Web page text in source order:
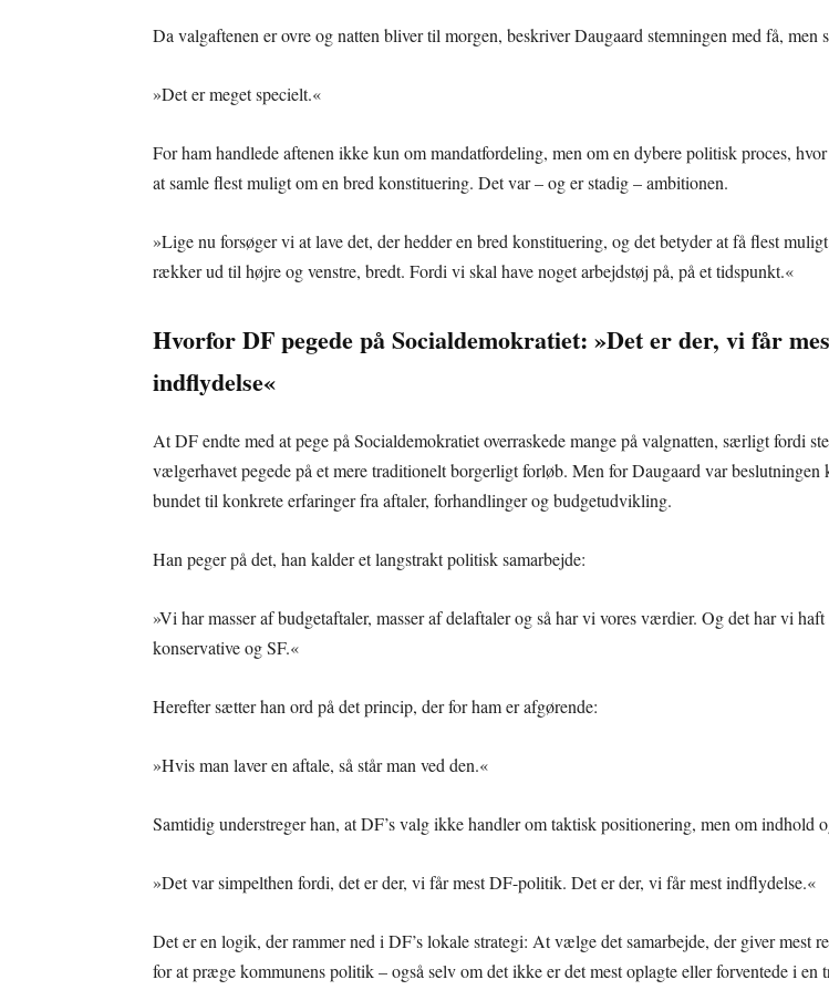
Da valgaftenen er ovre og natten bliver til morgen, beskriver Daugaard stemningen med få, men
»Det er meget specielt.«
For ham handlede aftenen ikke kun om mandatfordeling, men om en dybere politisk proces,
at samle flest muligt om en bred konstituering. Det var – og er stadig – ambitionen.
»Lige nu forsøger vi at lave det, der hedder en bred konstituering, og det betyder at få flest
rækker ud til højre og venstre, bredt. Fordi vi skal have noget arbejdstøj på, på et tidspunkt.«
Hvorfor DF pegede på Socialdemokratiet: »Det er der, vi får
indflydelse«
At DF endte med at pege på Socialdemokratiet overraskede mange på valgnatten, særligt fordi
vælgerhavet pegede på et mere traditionelt borgerligt forløb. Men for Daugaard var beslutningen
bundet til konkrete erfaringer fra aftaler, forhandlinger og budgetudvikling.
Han peger på det, han kalder et langstrakt politisk samarbejde:
»Vi har masser af budgetaftaler, masser af delaftaler og så har vi vores værdier. Og det har vi haft
konservative og SF.«
Herefter sætter han ord på det princip, der for ham er afgørende:
»Hvis man laver en aftale, så står man ved den.«
Samtidig understreger han, at DF’s valg ikke handler om taktisk positionering, men om indhold
»Det var simpelthen fordi, det er der, vi får mest DF-politik. Det er der, vi får mest indflydelse.«
Det er en logik, der rammer ned i DF’s lokale strategi: At vælge det samarbejde, der giver mest
for at præge kommunens politik – også selv om det ikke er det mest oplagte eller forventede i en